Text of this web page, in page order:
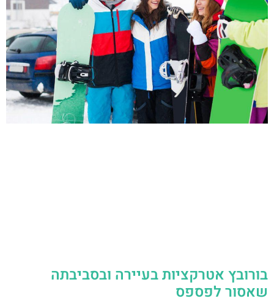
בורובץ אטרקציות בעיירה ובסביבתה
שאסור לפספס